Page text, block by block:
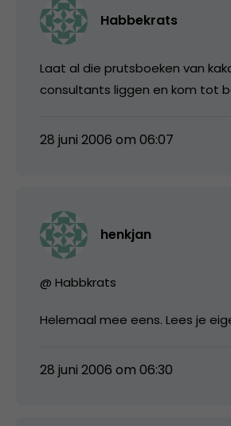
Habbekrats
Laat al die prutsboeken van
consultants liggen en kom tot
28 juni 2006 om 06:07
henkjan
@ Habbkrats
Helemaal mee eens. Lees je
28 juni 2006 om 06:30